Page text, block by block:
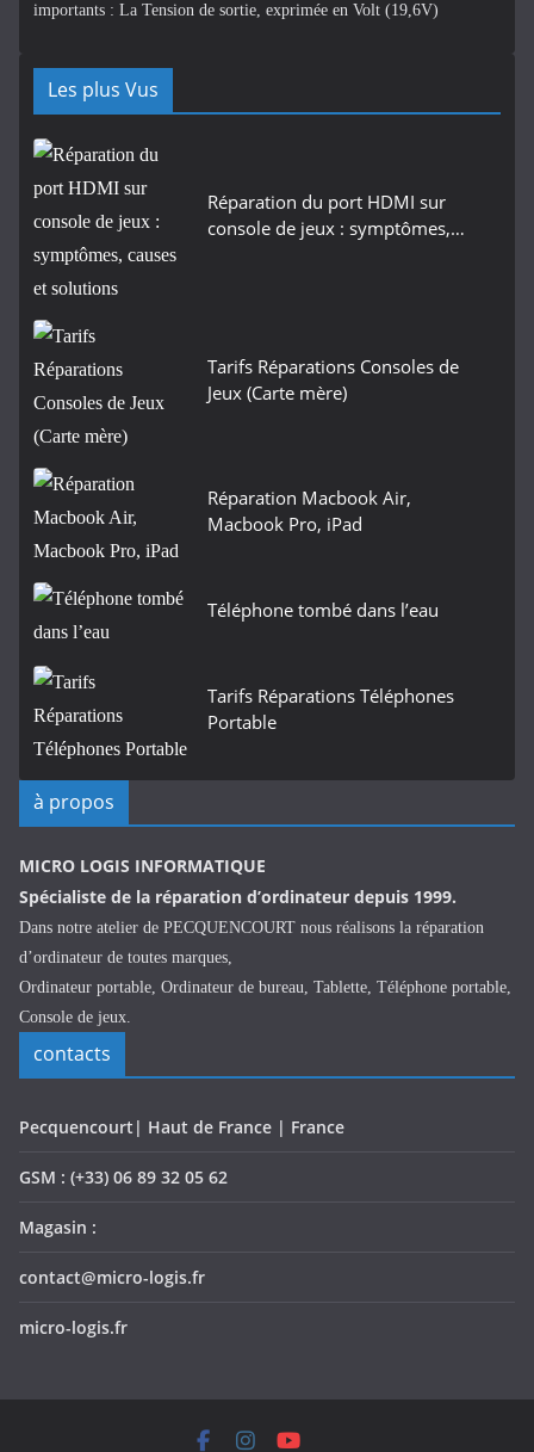
importants : La Tension de sortie, exprimée en Volt (19,6V)
Les plus Vus
Réparation du port HDMI sur
console de jeux : symptômes,…
Tarifs Réparations Consoles de
Jeux (Carte mère)
Réparation Macbook Air,
Macbook Pro, iPad
Téléphone tombé dans l’eau
Tarifs Réparations Téléphones
Portable
à propos
MICRO LOGIS INFORMATIQUE
Spécialiste de la réparation d’ordinateur depuis 1999.
Dans notre atelier de PECQUENCOURT nous réalisons la réparation
d’ordinateur de toutes marques,
Ordinateur portable, Ordinateur de bureau, Tablette, Téléphone portable,
Console de jeux.
contacts
Pecquencourt| Haut de France | France
GSM : (+33) 06 89 32 05 62
Magasin :
contact@micro-logis.fr
micro-logis.fr